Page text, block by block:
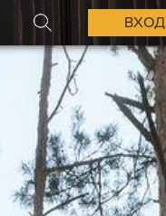
ПОИСК ВХОД